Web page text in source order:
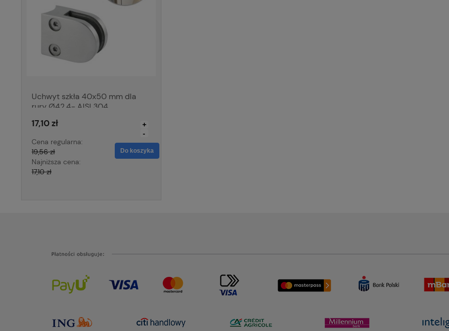
Uchwyt szkła 40x50 mm dla
rury Ø42,4- AISI 304,
17,10 zł
Cena regularna:
19,56 zł
Najniższa cena:
17,10 zł
-
+
Do koszyka